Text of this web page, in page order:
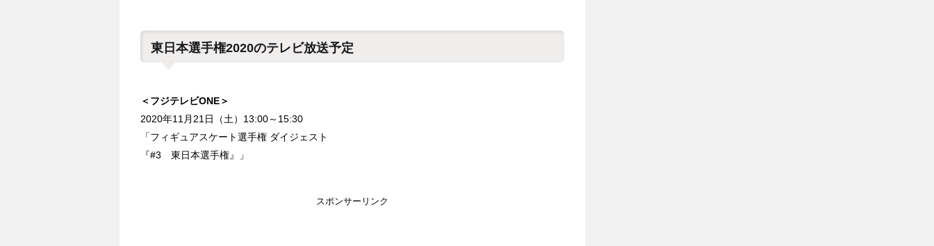
東日本選手権2020のテレビ放送予定
＜フジテレビONE＞
2020年11月21日（土）13:00～15:30
「フィギュアスケート選手権 ダイジェスト
『#3 東日本選手権』」
スポンサーリンク